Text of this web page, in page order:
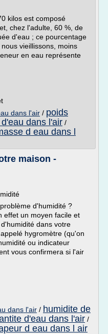
kilos est composé
chez l'adulte, 60 %, de
d'eau ; ce pourcentage
vieillissons, moins
en eau représente
dans l'air / poids
dans l'air /
d eau dans l
maison -
d'humidité ?
effet un moyen facile et
dans votre
hygromètre (qu'on
ou indicateur
vous confirmera si l'air
dans l'air / humidite de
d'eau dans l'air /
d eau dans l air